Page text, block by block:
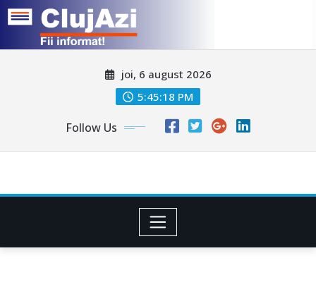
joi, 6 august 2026
5:45:21 PM
Follow Us